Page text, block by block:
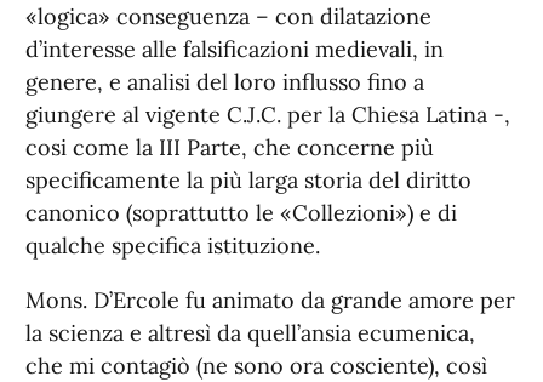
«logica» conseguenza – con dilatazione
d’interesse alle falsificazioni medievali, in
genere, e analisi del loro influsso fino a
giungere al vigente C.J.C. per la Chiesa Latina -,
cosi come la III Parte, che concerne più
specificamente la più larga storia del diritto
canonico (soprattutto le «Collezioni») e di
qualche specifica istituzione.
Mons. D’Ercole fu animato da grande amore per
la scienza e altresì da quell’ansia ecumenica,
che mi contagiò (ne sono ora cosciente), così